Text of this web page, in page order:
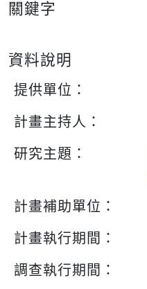
關鍵字
資料說明
提供單位：
計畫主持人：
研究主題：
計畫補助單位：
計畫執行期間：
調查執行期間：